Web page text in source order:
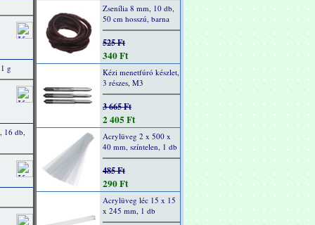
g
16 db,
Zsenília 8 mm, 10 db,
50 cm hosszú, barna
525 Ft
340 Ft
Kézi menetfúró készlet,
3 részes, M3
3 665 Ft
2 405 Ft
Acrylüveg 2 x 500 x
40 mm, színtelen, 1 db
485 Ft
290 Ft
Acrylüveg léc 15 x 15
x 245 mm, 1 db